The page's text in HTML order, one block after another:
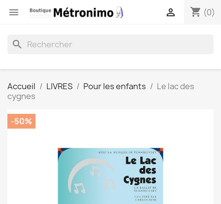
 shopping_cart (0)

search
Accueil LIVRES Pour les enfants
Le lac des
cygnes
-50%